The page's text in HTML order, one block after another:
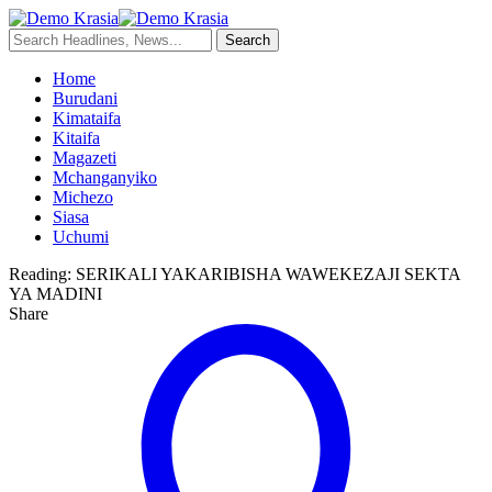
Home
Burudani
Kimataifa
Kitaifa
Magazeti
Mchanganyiko
Michezo
Siasa
Uchumi
Reading: SERIKALI YAKARIBISHA WAWEKEZAJI SEKTA
YA MADINI
Share